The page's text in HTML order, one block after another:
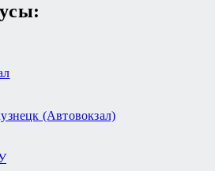
(Автовокзал)